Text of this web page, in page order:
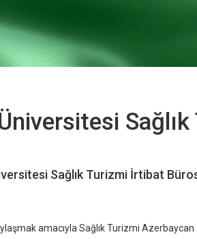
Sağlık Turizmi İrtibat
amacıyla Sağlık Turizmi